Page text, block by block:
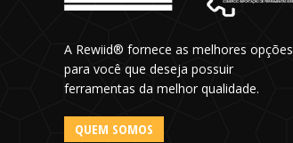
A Rewiid® fornece as melhores opções
para você que deseja possuir
ferramentas da melhor qualidade.
QUEM SOMOS